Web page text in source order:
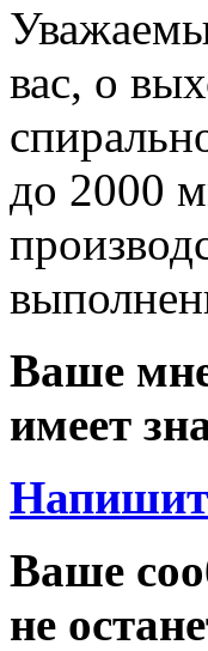
вас, о
до 2000
Ваше
имеет
Ваше
не